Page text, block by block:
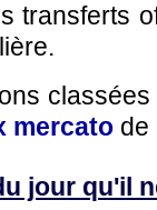
transferts
mercato de
jour qu'il